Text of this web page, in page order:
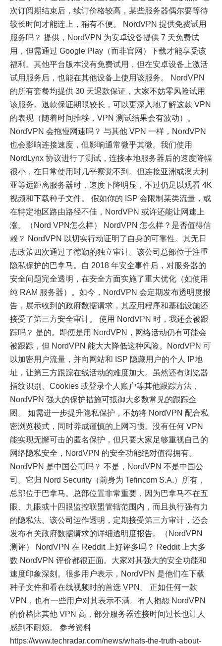
次订阅期结束后，续订价格较高，某些服务器偶尔要等待
较长时间才能连上，稍有不便。 NordVPN 提供免费试用
服务吗？ 提供，NordVPN 为安卓设备提供 7 天免费试
用，但需通过 Google Play（而非官网）下载才能享受该
福利。其他平台版本没有免费试用，但在安卓设备上激活
试用服务后，也能在其他设备上使用该服务。 NordVPN
的所有套餐均提供 30 天退款保证，大家不妨零风险试用
该服务。退款保证期限较长，可以更深入地了解这款 VPN
的表现（随着时间推移，VPN 测试结果会有波动）。
NordVPN 会拖慢网速吗？ 与其他 VPN 一样，NordVPN
也会影响连接速度，但影响通常微乎其微。我们使用
NordLynx 协议进行了测试，连接本地服务器后的速度降幅
很小，在日常使用时几乎察觉不到。但连接亚洲或澳大利
亚等远距离服务器时，速度下降明显，不过仍足以观看 4K
视频和下载种子文件。 假如你的 ISP 会限制某类流量，或
在特定地区路由路径不佳，NordVPN 或许还能让网速上
涨。（Nord VPN怎么样） NordVPN 怎么样？是否值得信
赖？ NordVPN 以切实行动证明了自身的可靠性。其无日
志政策四次通过了德勤的独立审计。该公司总部位于注重
隐私保护的巴拿马。自 2018 年安全事件后，对服务器的
安全问题完全透明，在安全方面实施了重大优化（如使用
纯 RAM 服务器）。如今，NordVPN 会定期发布透明度报
告，展示收到的政府数据请求，其应用程序和基础设施还
接受了第三方安全审计。 使用 NordVPN 时，我还会被跟
踪吗？ 是的。即便是用 NordVPN，网络活动仍有可能会
被跟踪，但 NordVPN 能大大降低这种风险。NordVPN 可
以加密用户流量，并向网站和 ISP 隐藏用户的个人 IP地
址，让第三方跟踪在线活动的难度加大。虽然还有浏览器
指纹识别、Cookies 或登录个人账户等其他跟踪方法，
NordVPN 强大的保护措施可抵御大多数常见的跟踪企
图。 如需进一步提升隐私保护，不妨将 NordVPN 配合私
密浏览模式，同时养成谨慎的上网习惯。没有任何 VPN
能实现无懈可击的匿名保护，但只要大家足够重视自己的
网络隐私安全，NordVPN 的安全功能绝对值得拥有。
NordVPN 是中国公司吗？ 不是，NordVPN 不是中国公
司。它归 Nord Security（前身为 Tefincom S.A.）所有，
总部位于巴拿马。总部位置非常重要，因为巴拿马不在五
眼、九眼或十四眼监控联盟管辖范围内，而且执行强有力
的隐私法。该公司运作透明，定期接受第三方审计，还会
发布有关政府数据请求的详细透明度报告。（NordVPN
测评） NordVPN 在 Reddit 上好评多吗？ Reddit 上大多
数 NordVPN 评价都很正面。大家对其强大的安全功能和
速度印象深刻。很多用户表示，NordVPN 是他们在下载
种子文件和看在线视频时的首选 VPN。 正如任何一款
VPN，也有一些用户对其表示不满。有人抱怨 NordVPN
的价格比其他 VPN 高，部分服务器连接时间过长也让人
感到不耐烦。 参考资料
https://www.techradar.com/news/whats-the-truth-about-